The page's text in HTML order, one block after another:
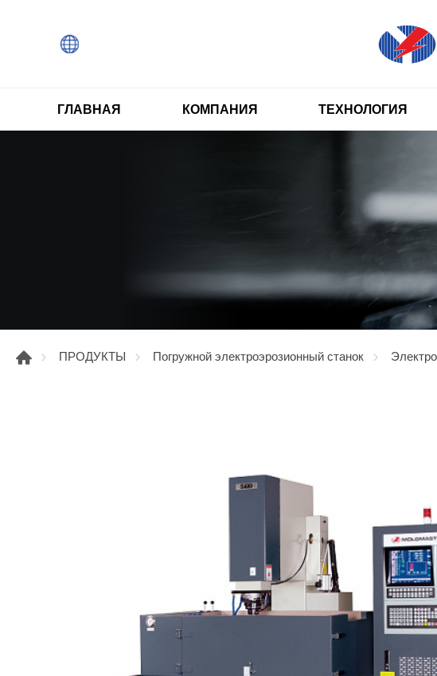
ГЛАВНАЯ КОМПАНИЯ ТЕХНОЛОГИЯ
ПРОДУКТЫ Погружной электроэрозионный станок